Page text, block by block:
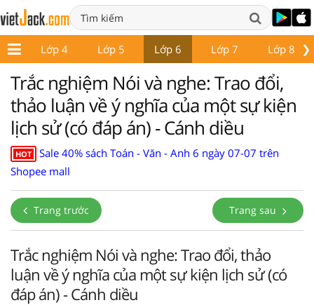
❯
3 Lớp 4 Lớp 5 Lớp 6 Lớp 7 Lớp 8
Trắc nghiệm Nói và nghe: Trao đổi,
thảo luận về ý nghĩa của một sự kiện
lịch sử (có đáp án) - Cánh diều
HOT
Sale 40% sách Toán - Văn - Anh 6 ngày 07-07 trên
Shopee mall
Trang trước Trang sau
Trắc nghiệm Nói và nghe: Trao đổi, thảo
luận về ý nghĩa của một sự kiện lịch sử (có
đáp án) - Cánh diều